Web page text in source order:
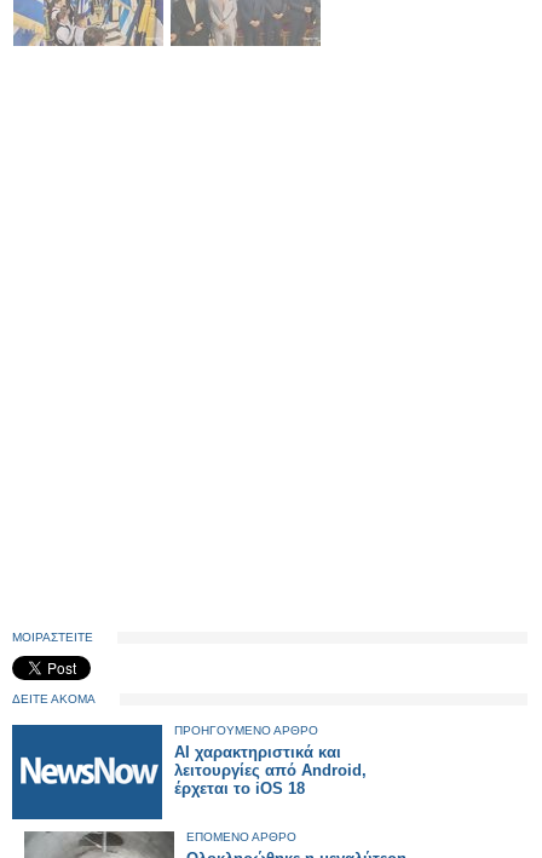
ΜΟΙΡΑΣΤΕΙΤΕ
ΔΕΙΤΕ ΑΚΟΜΑ
ΠΡΟΗΓΟΥΜΕΝΟ ΑΡΘΡΟ
AI χαρακτηριστικά και
λειτουργίες από Android,
έρχεται το iOS 18
ΕΠΟΜΕΝΟ ΑΡΘΡΟ